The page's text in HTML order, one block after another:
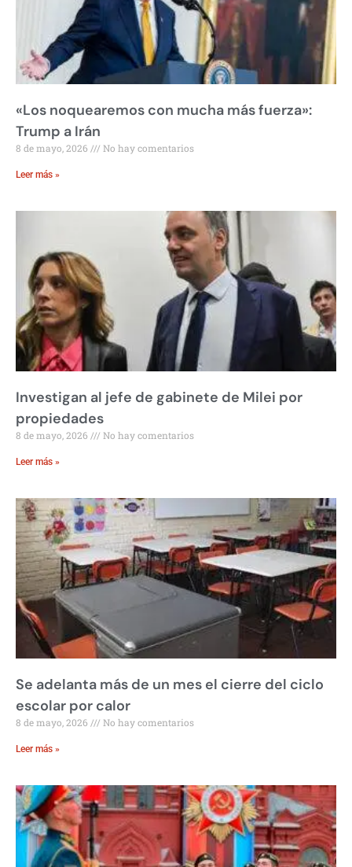
«Los noquearemos con mucha más fuerza»:
Trump a Irán
8 de mayo, 2026 No hay comentarios
Leer más »
Investigan al jefe de gabinete de Milei por
propiedades
8 de mayo, 2026 No hay comentarios
Leer más »
Se adelanta más de un mes el cierre del ciclo
escolar por calor
8 de mayo, 2026 No hay comentarios
Leer más »